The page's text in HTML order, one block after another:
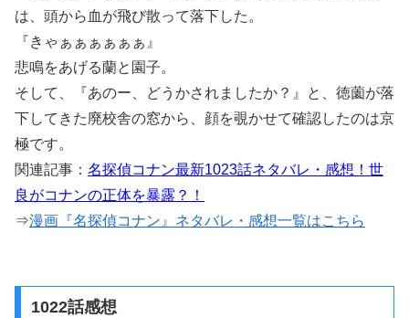
は、頭から血が飛び散って落下した。
『きゃぁぁぁぁぁぁ』
悲鳴をあげる蘭と園子。
そして、『あのー、どうかされましたか？』と、徳薗が落
下してきた廃校舎の窓から、顔を覗かせて確認したのは京
極です。
関連記事： 名探偵コナン最新1023話ネタバレ・感想！世
良がコナンの正体を暴露？！
⇒漫画『名探偵コナン』ネタバレ・感想一覧はこちら
1022話感想